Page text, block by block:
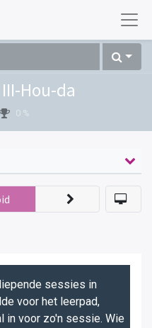
Hou-da
0 %
sessies in
voor het leerpad,
in voor zo'n sessie. Wie